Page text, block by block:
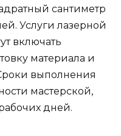
сантиметр
Услуги лазерной
включать
материала и
выполнения
мастерской,
дней.